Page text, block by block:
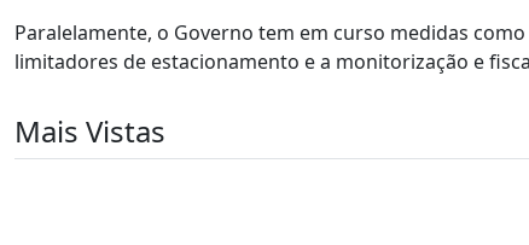
Paralelamente, o Governo tem em curso medidas
limitadores de estacionamento e a monitorização e
Mais Vistas